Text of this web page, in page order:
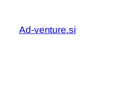
vsebino
Ad-venture.si